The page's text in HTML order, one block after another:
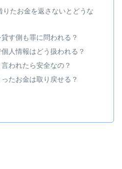
りたお金を返さないとどうな
す側も罪に問われる？
人情報はどう扱われる？
われたら安全なの？
たお金は取り戻せる？